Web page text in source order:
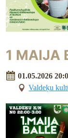
1 MAIJA
01.05.2026
Valdeķu